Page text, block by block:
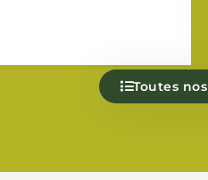
Toutes